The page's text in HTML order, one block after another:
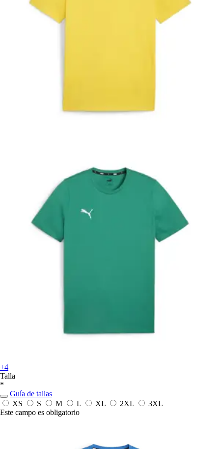
+4
Talla
*
Guía de tallas
XS
S M L XL 2XL
3XL
Este campo es obligatorio